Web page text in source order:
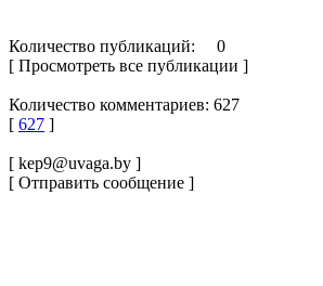
Количество публикаций: 0
[ Просмотреть все публикации ]
Количество комментариев: 627
[ 627 ]
[ kep9@uvaga.by ]
[ Отправить сообщение ]